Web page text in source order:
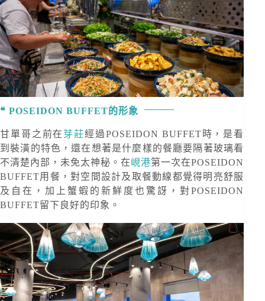
POSEIDON BUFFET的形象
甘單哥之前在芽莊經過POSEIDON BUFFET時，是看
到裝潢的特色，還在想著是什麼樣的餐廳要隔著玻璃看
不清楚內部，未免太神秘。在峴港第一次在POSEIDON
BUFFET用餐，對空間設計及取餐動線都覺得明亮舒服
及自在，加上蟹蝦的新鮮度也驚訝，對POSEIDON
BUFFET留下良好的印象。